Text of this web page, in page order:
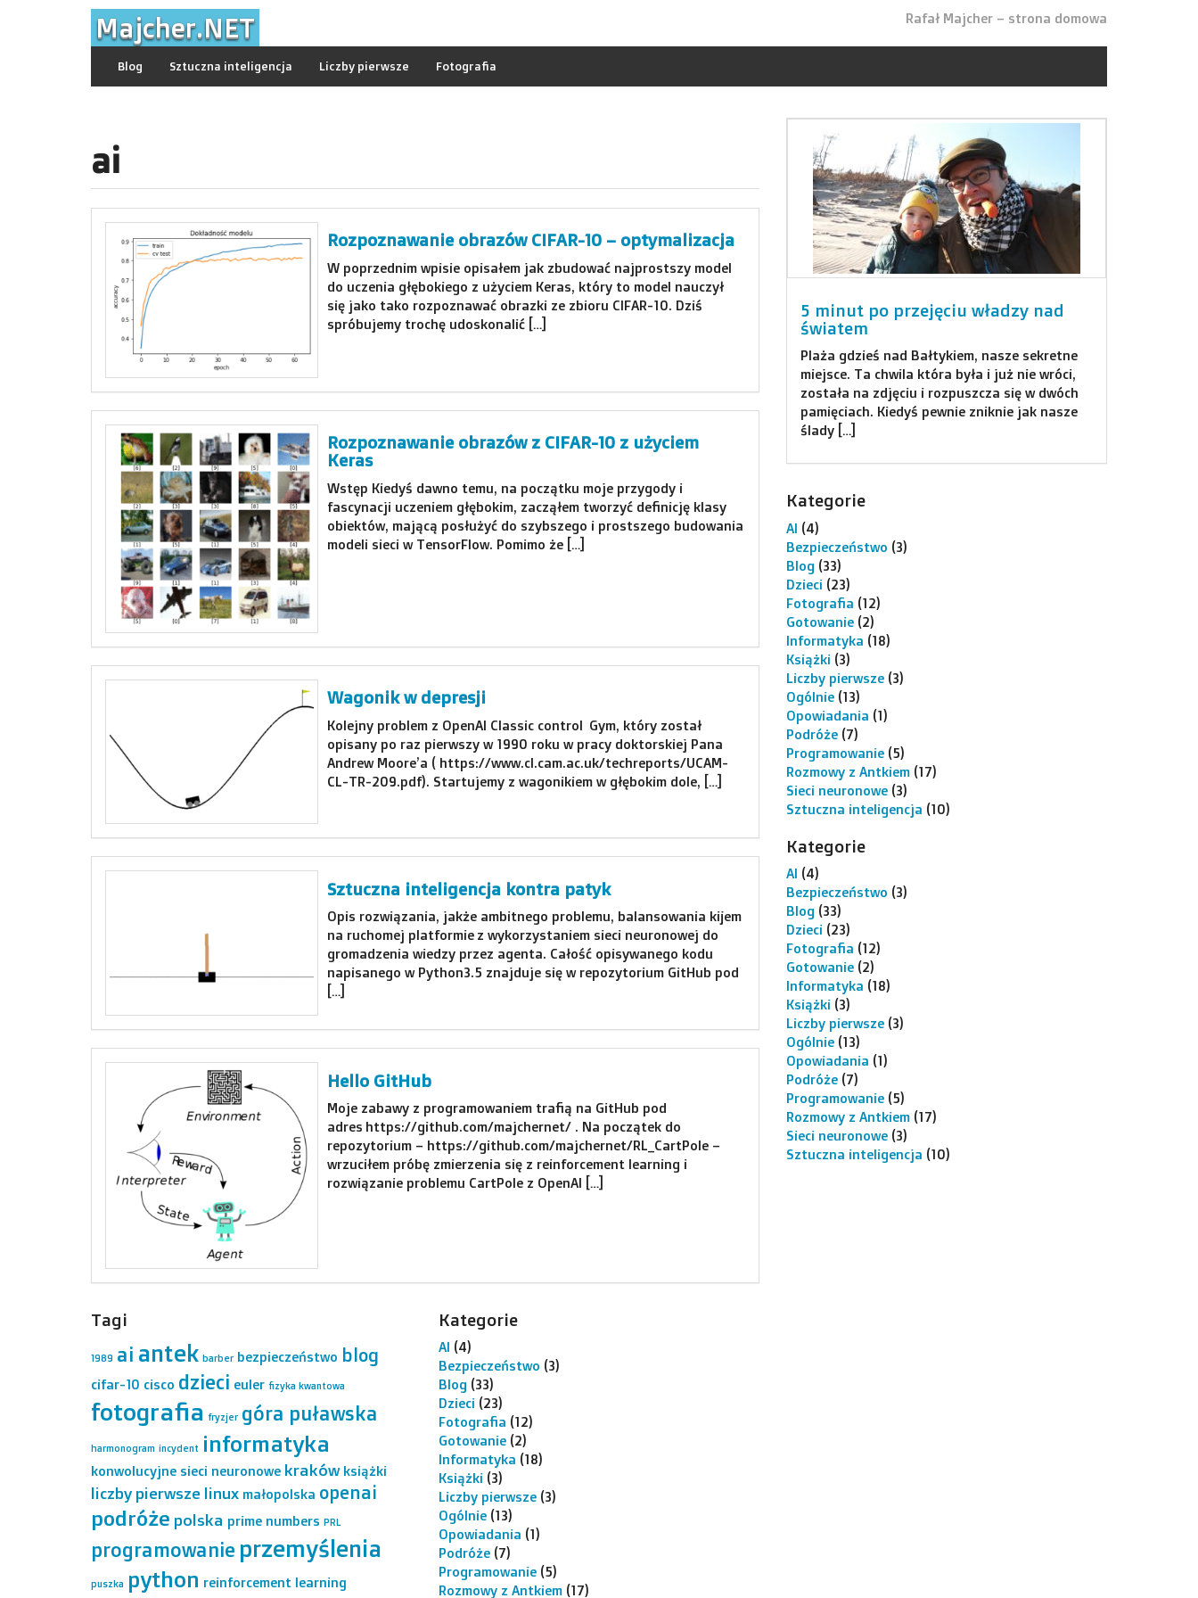
Majcher.NET Rafał Majcher – strona domowa
Blog Sztuczna inteligencja Liczby pierwsze Fotografia
ai
Rozpoznawanie obrazów CIFAR-10 – optymalizacja
W poprzednim wpisie opisałem jak zbudować najprostszy model
do uczenia głębokiego z użyciem Keras, który to model nauczył
się jako tako rozpoznawać obrazki ze zbioru CIFAR-10. Dziś
spróbujemy trochę udoskonalić […]
Rozpoznawanie obrazów z CIFAR-10 z użyciem
Keras
Wstęp Kiedyś dawno temu, na początku moje przygody i
fascynacji uczeniem głębokim, zacząłem tworzyć definicję klasy
obiektów, mającą posłużyć do szybszego i prostszego budowania
modeli sieci w TensorFlow. Pomimo że […]
Wagonik w depresji
Kolejny problem z OpenAI Classic control Gym, który został
opisany po raz pierwszy w 1990 roku w pracy doktorskiej Pana
Andrew Moore’a ( https://www.cl.cam.ac.uk/techreports/UCAM-
CL-TR-209.pdf). Startujemy z wagonikiem w głębokim dole, […]
Sztuczna inteligencja kontra patyk
Opis rozwiązania, jakże ambitnego problemu, balansowania kijem
na ruchomej platformie z wykorzystaniem sieci neuronowej do
gromadzenia wiedzy przez agenta. Całość opisywanego kodu
napisanego w Python3.5 znajduje się w repozytorium GitHub pod
[…]
Hello GitHub
Moje zabawy z programowaniem trafią na GitHub pod
adres https://github.com/majchernet/ . Na początek do
repozytorium – https://github.com/majchernet/RL_CartPole –
wrzuciłem próbę zmierzenia się z reinforcement learning i
rozwiązanie problemu CartPole z OpenAI […]
5 minut po przejęciu władzy nad
światem
Plaża gdzieś nad Bałtykiem, nasze sekretne
miejsce. Ta chwila która była i już nie wróci,
została na zdjęciu i rozpuszcza się w dwóch
pamięciach. Kiedyś pewnie zniknie jak nasze
ślady […]
Kategorie
AI (4)
Bezpieczeństwo (3)
Blog (33)
Dzieci (23)
Fotografia (12)
Gotowanie (2)
Informatyka (18)
Książki (3)
Liczby pierwsze (3)
Ogólnie (13)
Opowiadania (1)
Podróże (7)
Programowanie (5)
Rozmowy z Antkiem (17)
Sieci neuronowe (3)
Sztuczna inteligencja (10)
Kategorie
AI (4)
Bezpieczeństwo (3)
Blog (33)
Dzieci (23)
Fotografia (12)
Gotowanie (2)
Informatyka (18)
Książki (3)
Liczby pierwsze (3)
Ogólnie (13)
Opowiadania (1)
Podróże (7)
Programowanie (5)
Rozmowy z Antkiem (17)
Sieci neuronowe (3)
Sztuczna inteligencja (10)
Tagi
1989 ai antek barber bezpieczeństwo blog
cifar-10 cisco dzieci euler fizyka kwantowa
fotografia fryzjer góra puławska
harmonogram incydent informatyka
konwolucyjne sieci neuronowe kraków książki
liczby pierwsze linux małopolska openai
podróże polska prime numbers PRL
programowanie przemyślenia
puszka python reinforcement learning
Kategorie
AI (4)
Bezpieczeństwo (3)
Blog (33)
Dzieci (23)
Fotografia (12)
Gotowanie (2)
Informatyka (18)
Książki (3)
Liczby pierwsze (3)
Ogólnie (13)
Opowiadania (1)
Podróże (7)
Programowanie (5)
Rozmowy z Antkiem (17)